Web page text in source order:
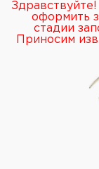
оформить
стадии
Приносим